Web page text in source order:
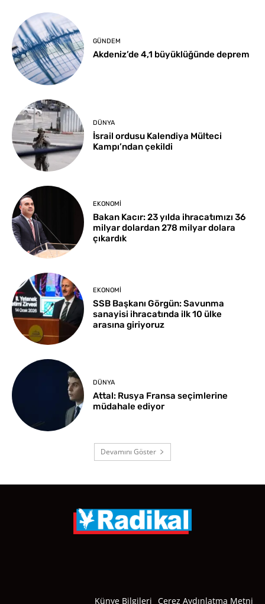
GÜNDEM
Akdeniz’de 4,1 büyüklüğünde deprem
DÜNYA
İsrail ordusu Kalendiya Mülteci
Kampı’ndan çekildi
EKONOMI
Bakan Kacır: 23 yılda ihracatımızı 36
milyar dolardan 278 milyar dolara
çıkardık
EKONOMI
SSB Başkanı Görgün: Savunma
sanayisi ihracatında ilk 10 ülke
arasına giriyoruz
DÜNYA
Attal: Rusya Fransa seçimlerine
müdahale ediyor
Devamını Göster
Künye Bilgileri Çerez Aydınlatma Metni